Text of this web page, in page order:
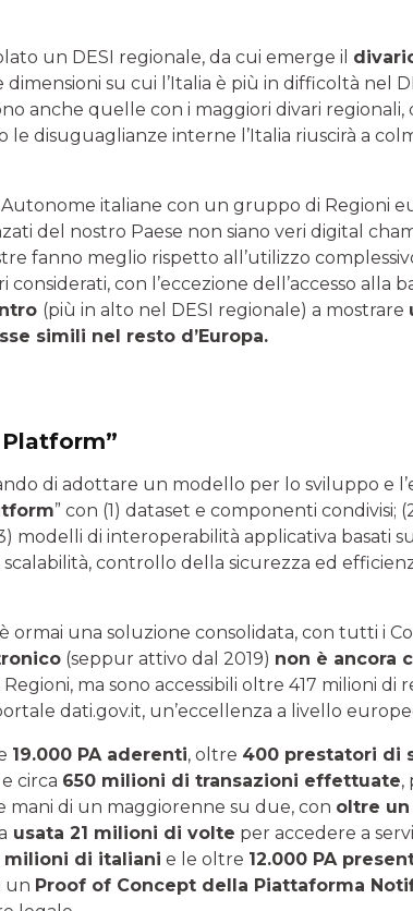
un DESI regionale, da cui emerge il
dimensioni su cui l’Italia è più in difficoltà nel
anche quelle con i maggiori divari regionali,
disuguaglianze interne l’Italia riuscirà a
italiane con un gruppo di Regioni
del nostro Paese non siano veri digital
fanno meglio rispetto all’utilizzo
con l’eccezione dell’accesso alla
(più in alto nel DESI regionale) a mostrare
simili nel resto d’Europa.
Platform”
di adottare un modello per lo sviluppo e
” con (1) dataset e componenti condivisi;
modelli di interoperabilità applicativa basati
controllo della sicurezza ed
è ormai una soluzione consolidata, con tutti i
(seppur attivo dal 2019) non è ancora
ma sono accessibili oltre 417 milioni di
dati.gov.it, un’eccellenza a livello
19.000 PA aderenti, oltre 400 prestatori di
circa 650 milioni di transazioni effettuate,
mani di un maggiorenne su due, con oltre
usata 21 milioni di volte per accedere a
milioni di italiani e le oltre 12.000 PA
un Proof of Concept della Piattaforma